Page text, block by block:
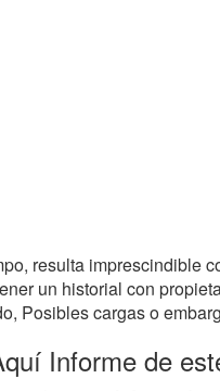
resulta imprescindible
un historial con
Posibles cargas o
Informe de